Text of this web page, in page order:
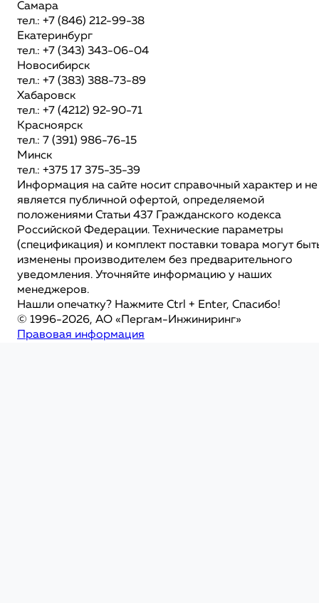
Самара
тел.: +7 (846) 212-99-38
Екатеринбург
тел.: +7 (343) 343-06-04
Новосибирск
тел.: +7 (383) 388-73-89
Хабаровск
тел.: +7 (4212) 92-90-71
Красноярск
тел.: 7 (391) 986-76-15
Минск
тел.: +375 17 375-35-39
Информация на сайте носит справочный характер и не
является публичной офертой, определяемой
положениями Статьи 437 Гражданского кодекса
Российской Федерации. Технические параметры
(спецификация) и комплект поставки товара могут
изменены производителем без предварительного
уведомления. Уточняйте информацию у наших
менеджеров.
Нашли опечатку? Нажмите Ctrl + Enter, Спасибо!
© 1996-2026, АО «Пергам-Инжиниринг»
Правовая информация